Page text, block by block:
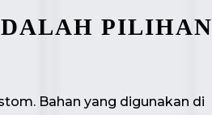
PILIHAN
Bahan yang digunakan di